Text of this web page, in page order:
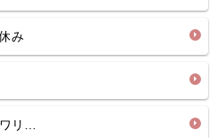
み
リ…